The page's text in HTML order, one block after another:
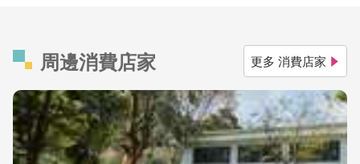
周邊消費店家 更多 消費店家